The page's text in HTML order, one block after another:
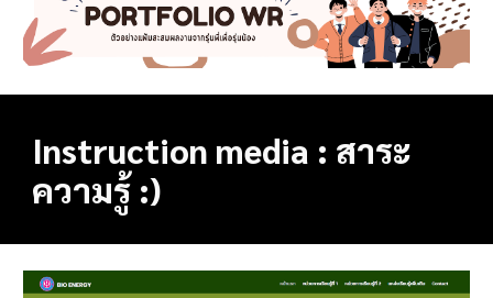
Instruction media : สาระ
ความรู้ :)